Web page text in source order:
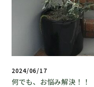
2024/06/17
何でも、お悩み解決！！